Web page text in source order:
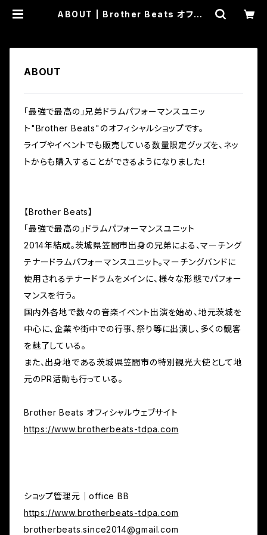
ABOUT | Brother Beats オフィシ
ABOUT
「最強で最高の」兄弟ドラムパフォーマンスユニッ
ト"Brother Beats"のオフィシャルショップです。
ライブやイベントでも販売している数量限定グッズを、ネッ
トからも購入することができるようになりました！
【Brother Beats】
「最強で最高の」ドラムパフォーマンスユニット
2014年結成。茨城県笠間市出身の兄弟による、マーチング
テナードラムパフォーマンスユニット。マーチングバンドに
使用されるテナードラムをメインに、様々な形態でパフォー
マンスを行う。
国内外各地で数々の音楽イベント出演を始め、地元茨城を
中心に、企業や街中での行事、祭り等に出演し、多くの観客
を魅了している。
また、出身地である茨城県笠間市の特別観光大使として地
元のPR活動も行っている。
Brother Beats オフィシャルウェブサイト
https://www.brotherbeats-tdpa.com
ショップ管理元｜office BB
https://www.brotherbeats-tdpa.com
brotherbeats.since2014@gmail.com